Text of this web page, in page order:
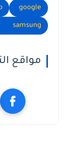
google
samsung
مواقع